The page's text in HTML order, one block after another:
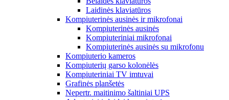
Laidinės klaviatūros
Kompiuterinės ausinės ir mikrofonai
Kompiuterinės ausinės
Kompiuteriniai mikrofonai
Kompiuterinės ausinės su mikrofonu
Kompiuterio kameros
Kompiuterių garso kolonėlės
Kompiuteriniai TV imtuvai
Grafinės planšetės
Nepertr. maitinimo šaltiniai UPS